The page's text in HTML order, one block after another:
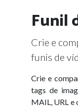
Funil
Crie e
funis de
Crie e
tags de
MAIL, URL e